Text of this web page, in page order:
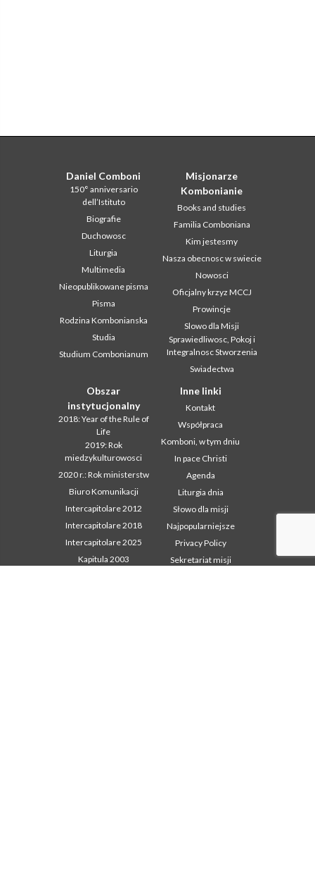
Daniel Comboni
150° anniversario
dell’Istituto
Biografie
Duchowosc
Liturgia
Multimedia
Nieopublikowane pisma
Pisma
Rodzina Kombonianska
Studia
Studium Combonianum
Misjonarze
Kombonianie
Books and studies
Familia Comboniana
Kim jestesmy
Nasza obecnosc w swiecie
Nowosci
Oficjalny krzyz MCCJ
Prowincje
Slowo dla Misji
Sprawiedliwosc, Pokoj i
Integralnosc Stworzenia
Swiadectwa
Obszar
instytucjonalny
2018: Year of the Rule of
Life
2019: Rok
miedzykulturowosci
2020 r.: Rok ministerstw
Biuro Komunikacji
Intercapitolare 2012
Intercapitolare 2018
Intercapitolare 2025
Kapitula 2003
Inne linki
Kontakt
Współpraca
Komboni, w tym dniu
In pace Christi
Agenda
Liturgia dnia
Słowo dla misji
Najpopularniejsze
Privacy Policy
Sekretariat misji